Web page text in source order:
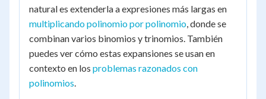
natural es extenderla a expresiones más largas en
multiplicando polinomio por polinomio, donde se
combinan varios binomios y trinomios. También
puedes ver cómo estas expansiones se usan en
contexto en los problemas razonados con
polinomios.